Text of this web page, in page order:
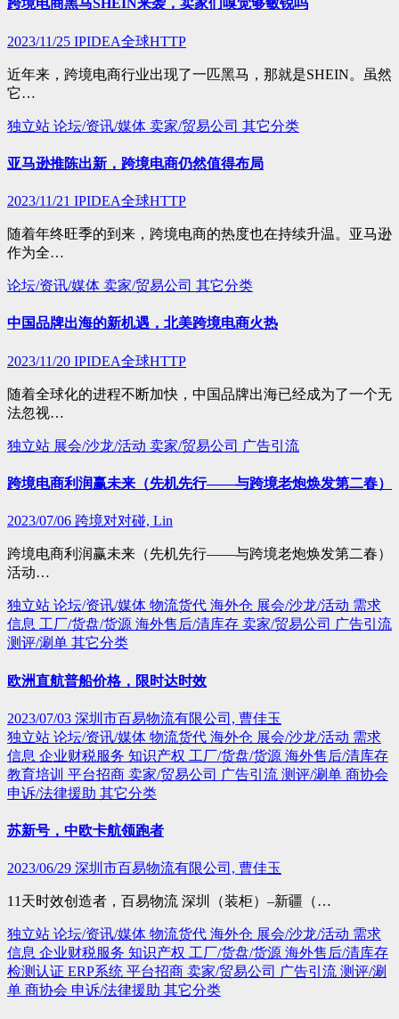
跨境电商黑马SHEIN来袭，卖家们嗅觉够敏锐吗
2023/11/25 IPIDEA全球HTTP
近年来，跨境电商行业出现了一匹黑马，那就是SHEIN。虽然
它…
独立站 论坛/资讯/媒体 卖家/贸易公司 其它分类
亚马逊推陈出新，跨境电商仍然值得布局
2023/11/21 IPIDEA全球HTTP
随着年终旺季的到来，跨境电商的热度也在持续升温。亚马逊
作为全…
论坛/资讯/媒体 卖家/贸易公司 其它分类
中国品牌出海的新机遇，北美跨境电商火热
2023/11/20 IPIDEA全球HTTP
随着全球化的进程不断加快，中国品牌出海已经成为了一个无
法忽视…
独立站 展会/沙龙/活动 卖家/贸易公司 广告引流
跨境电商利润赢未来（先机先行——与跨境老炮焕发第二春）
2023/07/06 跨境对对碰, Lin
跨境电商利润赢未来（先机先行——与跨境老炮焕发第二春）
活动…
独立站 论坛/资讯/媒体 物流货代 海外仓 展会/沙龙/活动 需求
信息 工厂/货盘/货源 海外售后/清库存 卖家/贸易公司 广告引流
测评/涮单 其它分类
欧洲直航普船价格，限时达时效
2023/07/03 深圳市百易物流有限公司, 曹佳玉
独立站 论坛/资讯/媒体 物流货代 海外仓 展会/沙龙/活动 需求
信息 企业财税服务 知识产权 工厂/货盘/货源 海外售后/清库存
教育培训 平台招商 卖家/贸易公司 广告引流 测评/涮单 商协会
申诉/法律援助 其它分类
苏新号，中欧卡航领跑者
2023/06/29 深圳市百易物流有限公司, 曹佳玉
11天时效创造者，百易物流 深圳（装柜）–新疆（…
独立站 论坛/资讯/媒体 物流货代 海外仓 展会/沙龙/活动 需求
信息 企业财税服务 知识产权 工厂/货盘/货源 海外售后/清库存
检测认证 ERP系统 平台招商 卖家/贸易公司 广告引流 测评/涮
单 商协会 申诉/法律援助 其它分类